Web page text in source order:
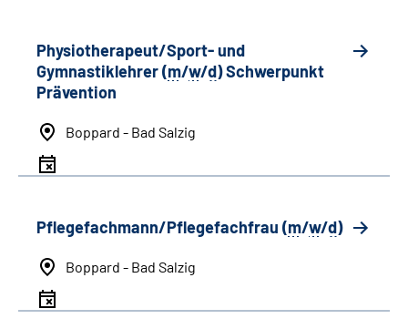
Physiotherapeut/Sport- und
Gymnastiklehrer (m/w/d) Schwerpunkt
Prävention
Boppard - Bad Salzig
Pflegefachmann/Pflegefachfrau (m/w/d)
Boppard - Bad Salzig